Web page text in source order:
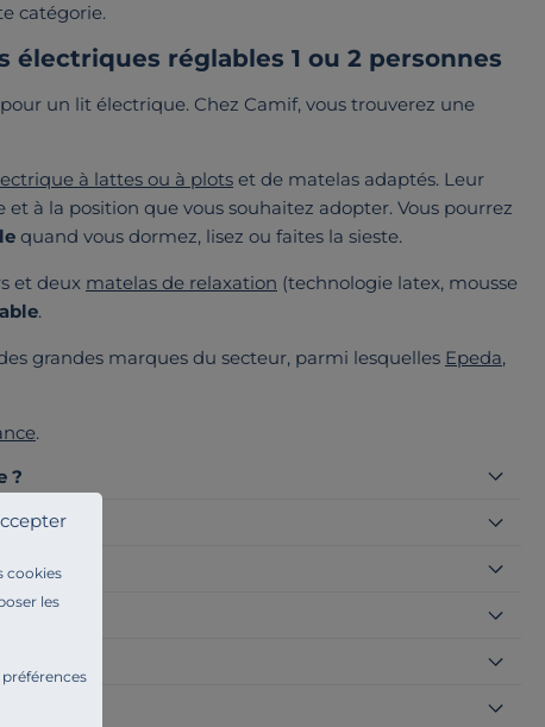
cookies
les
catégorie.
réglables 1 ou 2 personnes
un lit électrique. Chez Camif, vous trouverez une
à lattes ou à plots et de matelas adaptés. Leur
à la position que vous souhaitez adopter. Vous pourrez
quand vous dormez, lisez ou faites la sieste.
et deux matelas de relaxation (technologie latex, mousse
.
grandes marques du secteur, parmi lesquelles Epeda,
.
?
?